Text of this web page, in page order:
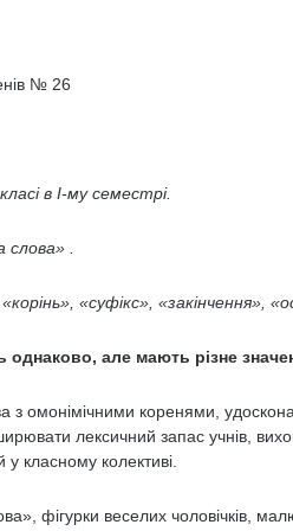
№ 26
в І-му семестрі.
.
«суфікс», «закінчення»,
однаково, але мають різне
з омонімічними коренями,
лексичний запас учнів,
у класному колективі.
фігурки веселих чоловічків,